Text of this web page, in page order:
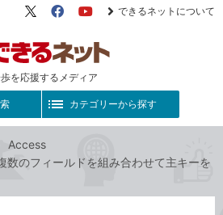
を応援するメディア
X（旧
FacebookYouTube
できるネットについて
カテゴリーから探す
Access
数のフィールドを組み合わせて主キーを